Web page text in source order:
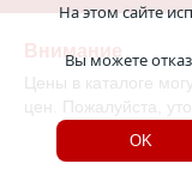
Внимание
Цены в каталоге
цен. Пожалуйста,
Входные группы
Входные двери с
Двери с капителью
Двери для баров,
Двупольные
На этом сайте
Вы можете
OK